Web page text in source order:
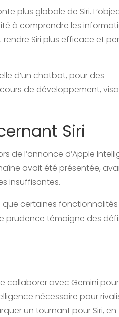
plus globale de Siri.
à comprendre les
rendre Siri plus efficace et
d’un chatbot, pour des
de développement,
Siri
de l’annonce d’Apple
avait été présentée,
insuffisantes.
que certaines fonctionnalités
prudence témoigne des
collaborer avec Gemini pour
nécessaire pour
un tournant pour Siri, en